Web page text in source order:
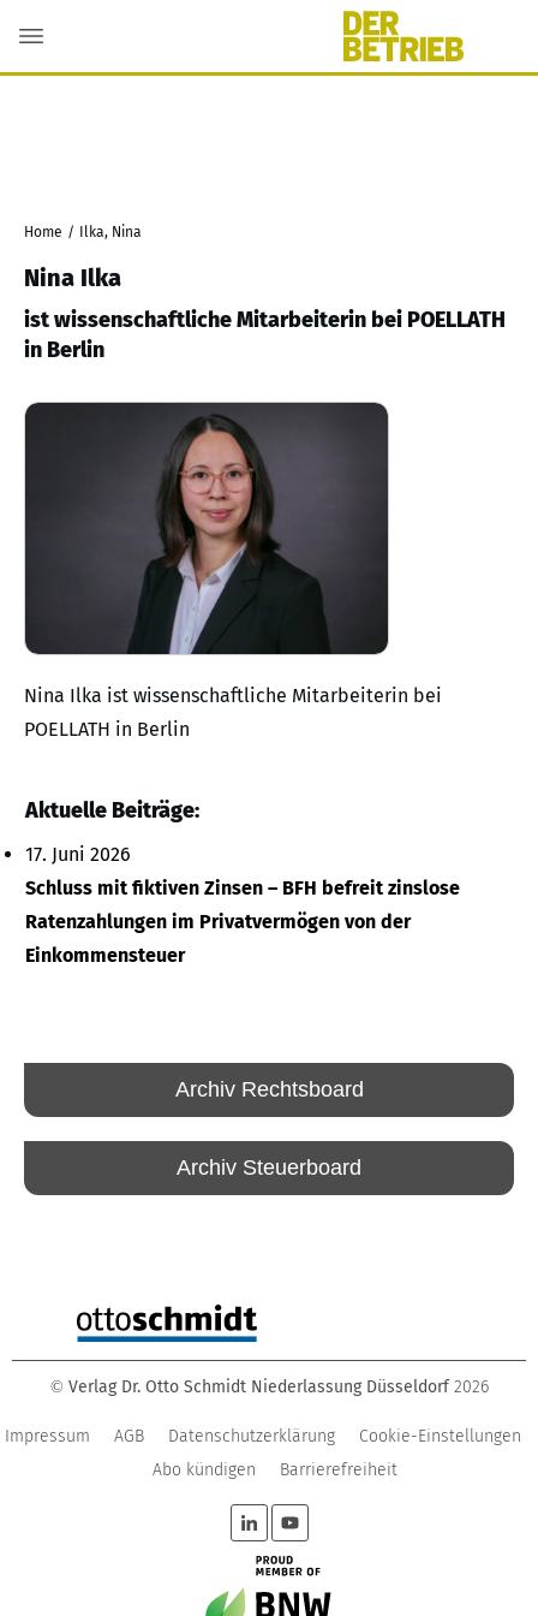
Home / Ilka, Nina
Nina Ilka
ist wissenschaftliche Mitarbeiterin bei POELLATH
in Berlin
Nina Ilka ist wissenschaftliche Mitarbeiterin bei
POELLATH in Berlin
Aktuelle Beiträge:
17. Juni 2026
Schluss mit fiktiven Zinsen – BFH befreit zinslose
Ratenzahlungen im Privatvermögen von der
Einkommensteuer
Archiv Rechtsboard
Archiv Steuerboard
© Verlag Dr. Otto Schmidt Niederlassung Düsseldorf 2026
Impressum AGB Datenschutzerklärung
Cookie-Einstellungen
Abo kündigen
Barrierefreiheit